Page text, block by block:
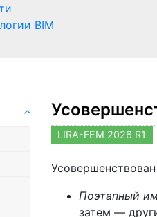
ВIM
LIRA-FEM 2026 R1
Поэтапный
затем —